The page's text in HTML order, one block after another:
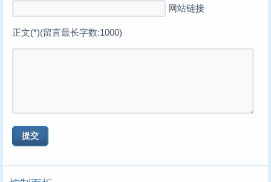
网站链接
正文(*)(留言最长字数:1000)